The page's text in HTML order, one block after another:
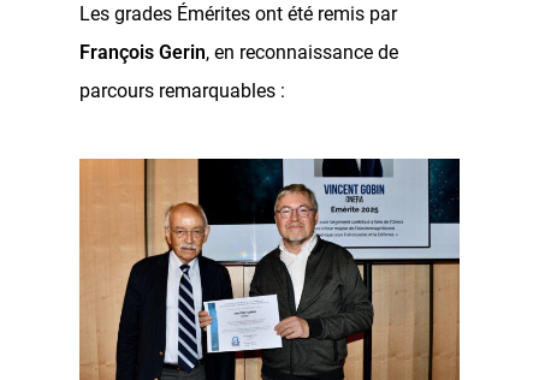
Les grades Émérites ont été remis par
François Gerin, en reconnaissance de
parcours remarquables :